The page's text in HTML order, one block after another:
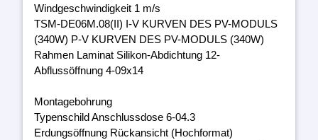
Windgeschwindigkeit 1 m/s
TSM-DE06M.08(II) I-V KURVEN DES PV-MODULS
(340W) P-V KURVEN DES PV-MODULS (340W)
Rahmen Laminat Silikon-Abdichtung 12-
Abflussöffnung 4-09x14
Montagebohrung
Typenschild Anschlussdose 6-04.3
Erdungsöffnung Rückansicht (Hochformat)